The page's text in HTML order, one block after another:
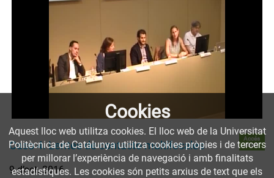
Caso 4. Lentes de contacto multifocales
Accés
obert
9 d’oct. 2016
Cookies
Aquest lloc web utilitza cookies. El lloc web de la Universitat
Politècnica de Catalunya utilitza cookies pròpies i de tercers
per millorar l’experiència de navegació i amb finalitats
estadístiques. Les cookies són petits arxius de text que els